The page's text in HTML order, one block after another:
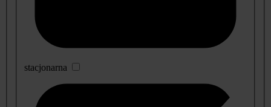
stacjonarna